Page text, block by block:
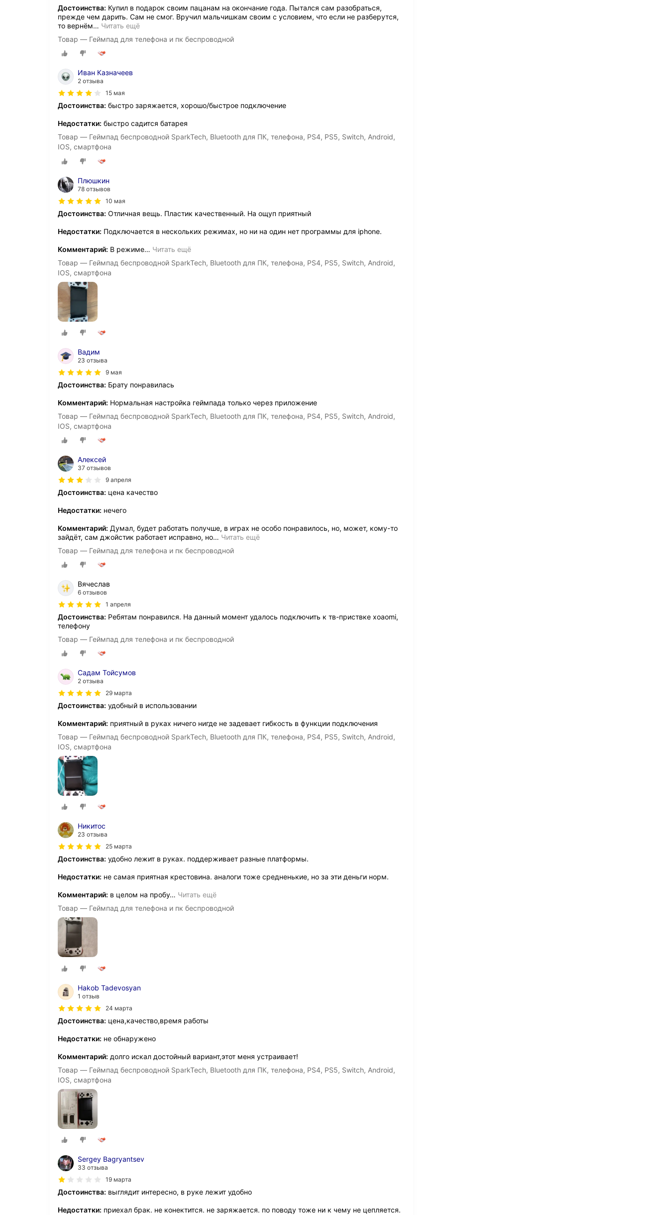
Достоинства: Купил в подарок своим пацанам на окончание года. Пытался сам разобраться,
прежде чем дарить. Сам не смог. Вручил мальчишкам своим с условием, что если не разберутся,
то вернём… Читать ещё
Товар — Геймпад для телефона и пк беспроводной
Иван Казначеев
2 отзыва
15 мая
Достоинства: быстро заряжается, хорошо/быстрое подключение
Недостатки: быстро садится батарея
Товар — Геймпад беспроводной SparkTech, Bluetooth для ПК, телефона, PS4, PS5, Switch, Android,
IOS, смартфона
Плюшкин
78 отзывов
10 мая
Достоинства: Отличная вещь. Пластик качественный. На ощуп приятный
Недостатки: Подключается в нескольких режимах, но ни на один нет программы для iphone.
Комментарий: В режиме… Читать ещё
Товар — Геймпад беспроводной SparkTech, Bluetooth для ПК, телефона, PS4, PS5, Switch, Android,
IOS, смартфона
Вадим
23 отзыва
9 мая
Достоинства: Брату понравилась
Комментарий: Нормальная настройка геймпада только через приложение
Товар — Геймпад беспроводной SparkTech, Bluetooth для ПК, телефона, PS4, PS5, Switch, Android,
IOS, смартфона
Алексей
37 отзывов
9 апреля
Достоинства: цена качество
Недостатки: нечего
Комментарий: Думал, будет работать получше, в играх не особо понравилось, но, может, кому-то
зайдёт, сам джойстик работает исправно, но… Читать ещё
Товар — Геймпад для телефона и пк беспроводной
Вячеслав
6 отзывов
1 апреля
Достоинства: Ребятам понравился. На данный момент удалось подключить к тв-приствке xoaomi,
телефону
Товар — Геймпад для телефона и пк беспроводной
Садам Тойсумов
2 отзыва
29 марта
Достоинства: удобный в использовании
Комментарий: приятный в руках ничего нигде не задевает гибкость в функции подключения
Товар — Геймпад беспроводной SparkTech, Bluetooth для ПК, телефона, PS4, PS5, Switch, Android,
IOS, смартфона
Никитос
23 отзыва
25 марта
Достоинства: удобно лежит в руках. поддерживает разные платформы.
Недостатки: не самая приятная крестовина. аналоги тоже средненькие, но за эти деньги норм.
Комментарий: в целом на пробу… Читать ещё
Товар — Геймпад для телефона и пк беспроводной
Hakob Tadevosyan
1 отзыв
24 марта
Достоинства: цена,качество,время работы
Недостатки: не обнаружено
Комментарий: долго искал достойный вариант,этот меня устраивает!
Товар — Геймпад беспроводной SparkTech, Bluetooth для ПК, телефона, PS4, PS5, Switch, Android,
IOS, смартфона
Sergey Bagryantsev
33 отзыва
19 марта
Достоинства: выглядит интересно, в руке лежит удобно
Недостатки: приехал брак. не конектится. не заряжается. по поводу тоже ни к чему не цепляется.